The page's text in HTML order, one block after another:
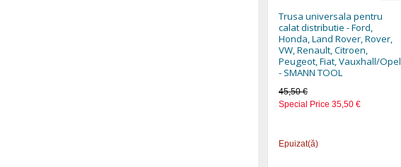
Trusa universala pentru
calat distributie - Ford,
Honda, Land Rover, Rover,
VW, Renault, Citroen,
Peugeot, Fiat, Vauxhall/Opel
- SMANN TOOL
45,50 €
Special Price 35,50 €
Epuizat(ă)